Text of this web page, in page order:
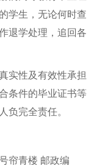
学生，无论何时查
退学处理，追回各
实性及有效性承担
条件的毕业证书等
负完全责任。
帘青楼 邮政编